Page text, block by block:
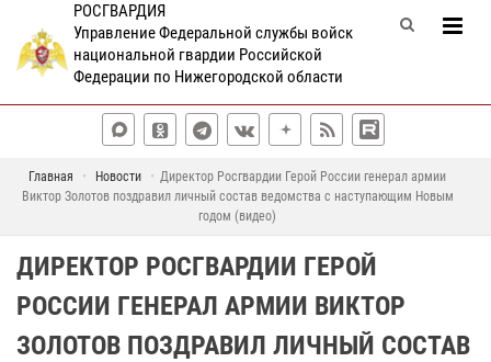
РОСГВАРДИЯ
Управление Федеральной службы войск
национальной гвардии Российской
Федерации по Нижегородской области
Главная Новости
Директор Росгвардии Герой России генерал армии
Виктор Золотов поздравил личный состав ведомства с наступающим Новым
годом (видео)
ДИРЕКТОР РОСГВАРДИИ ГЕРОЙ
РОССИИ ГЕНЕРАЛ АРМИИ ВИКТОР
ЗОЛОТОВ ПОЗДРАВИЛ ЛИЧНЫЙ СОСТАВ